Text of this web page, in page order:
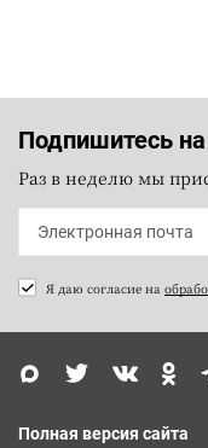
Подпишитесь
Раз в неделю мы
Я даю согласие на
Полная версия сайта